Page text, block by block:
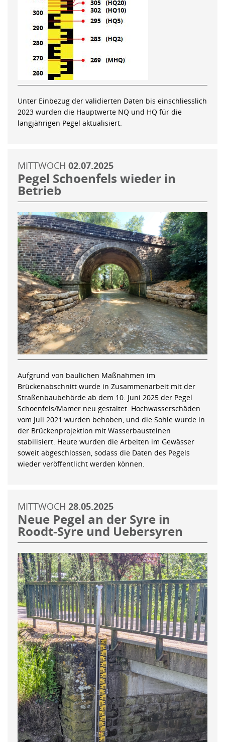
Unter Einbezug der validierten Daten bis einschliesslich
2023 wurden die Hauptwerte NQ und HQ für die
langjährigen Pegel aktualisiert.
MITTWOCH 02.07.2025
Pegel Schoenfels wieder in
Betrieb
Aufgrund von baulichen Maßnahmen im
Brückenabschnitt wurde in Zusammenarbeit mit der
Straßenbaubehörde ab dem 10. Juni 2025 der Pegel
Schoenfels/Mamer neu gestaltet. Hochwasserschäden
vom Juli 2021 wurden behoben, und die Sohle wurde in
der Brückenprojektion mit Wasserbausteinen
stabilisiert. Heute wurden die Arbeiten im Gewässer
soweit abgeschlossen, sodass die Daten des Pegels
wieder veröffentlicht werden können.
MITTWOCH 28.05.2025
Neue Pegel an der Syre in
Roodt-Syre und Uebersyren